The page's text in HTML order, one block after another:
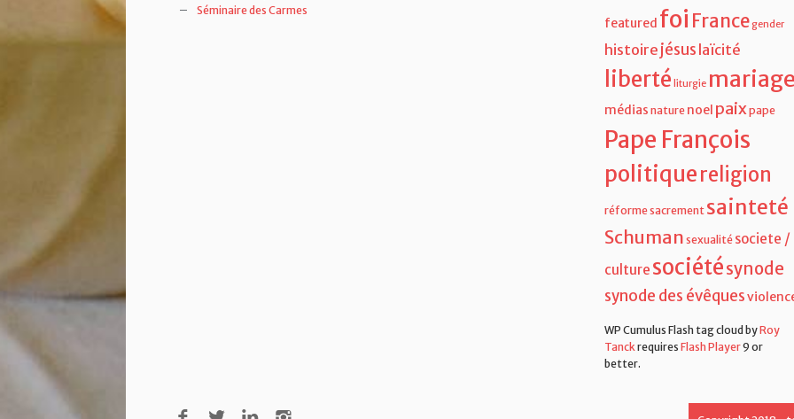
Séminaire des Carmes
featured foi Francegender
histoire jésus laïcité
liberté liturgie
médias nature noel paixpape
Pape François
politiquereligion
réformesacrement sainteté
Schuman sexualité societe /
culture sociétésynode
synode des évêques
WP Cumulus Flash tag cloud byRoy
Tanck requires Flash Player9 or
better.